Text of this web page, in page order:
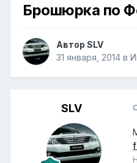
Брошюрка по
Автор SLV
31 января, 2014 в
SLV